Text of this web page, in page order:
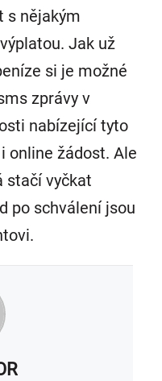
s nějakým
Jak už
si je možné
zprávy v
nabízející tyto
online žádost. Ale
stačí vyčkat
po schválení jsou